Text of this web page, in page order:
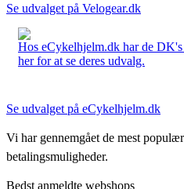
Se udvalget på Velogear.dk
Hos eCykelhjelm.dk har de
her for at se deres udvalg.
Se udvalget på eCykelhjelm.dk
Vi har gennemgået de mest
betalingsmuligheder.
Bedst anmeldte webshops